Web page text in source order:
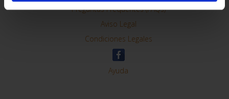
Preguntas Frequentes (FAQs)
Aviso Legal
Condiciones Legales
Ayuda